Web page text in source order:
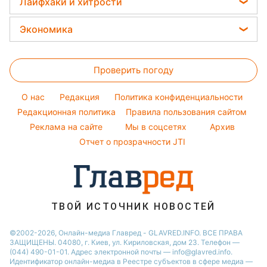
Филипп Киркоров
Елена Зеленская
Новости Полтавы
Новости Черкассы
Новости Львова
Новости Ровно
Закуски
Все о шоу-бизнесе
Погода на сегодня
Погода на завтра
Окрашивание волос
Красивый маникюр
Модные ошибки
Советы от Андре Тана
Все о сале
Стирка
Комнатные растения
Авто
Экономика
Денежная помощь
Тарифы
Курс валют
Проверить погоду
O нас Редакция
Политика конфиденциальности
Редакционная политика
Правила пользования сайтом
Реклама на сайте
Мы в соцсетях
Архив
Отчет о прозрачности JTI
ТВОЙ ИСТОЧНИК НОВОСТЕЙ
©2002-2026, Онлайн-медиа Главред - GLAVRED.INFO. ВСЕ ПРАВА
ЗАЩИЩЕНЫ. 04080, г. Киев, ул. Кириловская, дом 23. Телефон —
(044) 490-01-01. Адрес электронной почты — info@glavred.info.
Идентификатор онлайн-медиа в Реестре cубъектов в сфере медиа —